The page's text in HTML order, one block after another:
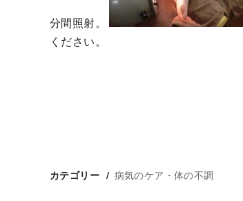
分間照射。
ください。
カテゴリー 病気のケア・体の不調